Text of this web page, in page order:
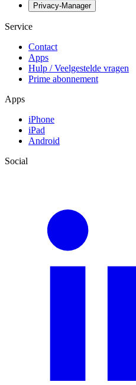
Privacy-Manager
Service
Contact
Apps
Hulp / Veelgestelde vragen
Prime abonnement
Apps
iPhone
iPad
Android
Social